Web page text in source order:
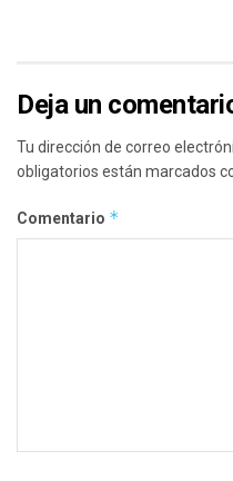
Deja un
Tu dirección de correo
obligatorios están marcados
Comentario *